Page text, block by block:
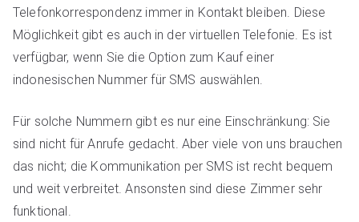
Telefonkorrespondenz immer in Kontakt bleiben. Diese
Möglichkeit gibt es auch in der virtuellen Telefonie. Es ist
verfügbar, wenn Sie die Option zum Kauf einer
indonesischen Nummer für SMS auswählen.
Für solche Nummern gibt es nur eine Einschränkung: Sie
sind nicht für Anrufe gedacht. Aber viele von uns brauchen
das nicht; die Kommunikation per SMS ist recht bequem
und weit verbreitet. Ansonsten sind diese Zimmer sehr
funktional.